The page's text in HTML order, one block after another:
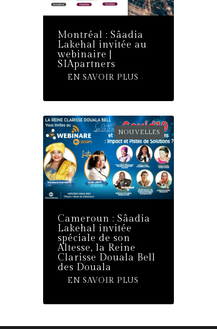
Montréal : Sâadia
Lakehal invitée au
webinaire |
SIApartners
EN SAVOIR PLUS
NOUVELLES
Cameroun : Sâadia
Lakehal invitée
spéciale de son
Altesse, la Reine
Clarisse Douala Bell
des Douala
EN SAVOIR PLUS